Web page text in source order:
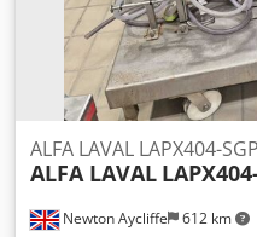
Newton Aycliffe 612 km
ALFA LAVAL LAPX404-
ALFA LAVAL